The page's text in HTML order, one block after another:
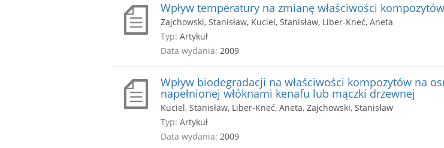
Wpływ temperatury na zmianę właściwości
Zajchowski, Stanisław, Kuciel, Stanisław, Liber-Kneć, Aneta
Typ: Artykuł
Data wydania: 2009
Wpływ biodegradacji na właściwości kompozytów na
napełnionej włóknami kenafu lub mączki drzewnej
Kuciel, Stanisław, Liber-Kneć, Aneta, Zajchowski, Stanisław
Typ: Artykuł
Data wydania: 2009